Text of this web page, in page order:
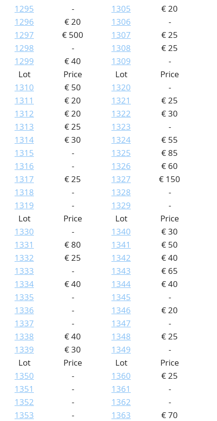
1295
-
1296
€ 20
1297
€ 500
1298
-
1299
€ 40
1305
€ 20
1306
-
1307
€ 25
1308
€ 25
1309
-
Lot
Price
1310
€ 50
1311
€ 20
1312
€ 20
1313
€ 25
1314
€ 30
1315
-
1316
-
1317
€ 25
1318
-
1319
-
Lot
Price
1320
-
1321
€ 25
1322
€ 30
1323
-
1324
€ 55
1325
€ 85
1326
€ 60
1327
€ 150
1328
-
1329
-
Lot
Price
1330
-
1331
€ 80
1332
€ 25
1333
-
1334
€ 40
1335
-
1336
-
1337
-
1338
€ 40
1339
€ 30
Lot
Price
1340
€ 30
1341
€ 50
1342
€ 40
1343
€ 65
1344
€ 40
1345
-
1346
€ 20
1347
-
1348
€ 25
1349
-
Lot
Price
1350
-
1351
-
1352
-
1353
-
Lot
Price
1360
€ 25
1361
-
1362
-
1363
€ 70